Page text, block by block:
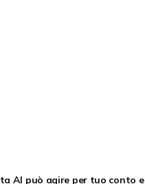
AI può agire per tuo conto e